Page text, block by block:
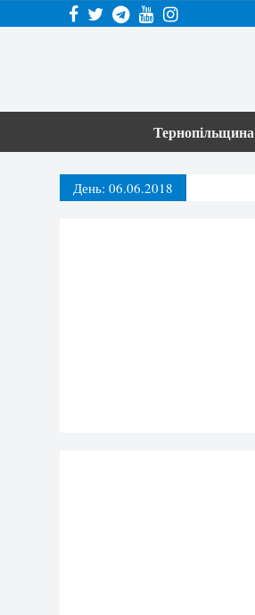
Тернопільщина
День: 06.06.2018